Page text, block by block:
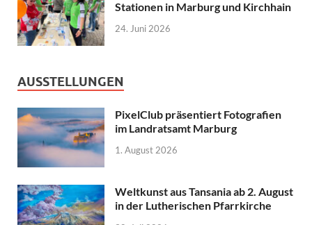
Stationen in Marburg und Kirchhain
24. Juni 2026
AUSSTELLUNGEN
PixelClub präsentiert Fotografien
im Landratsamt Marburg
1. August 2026
Weltkunst aus Tansania ab 2. August
in der Lutherischen Pfarrkirche